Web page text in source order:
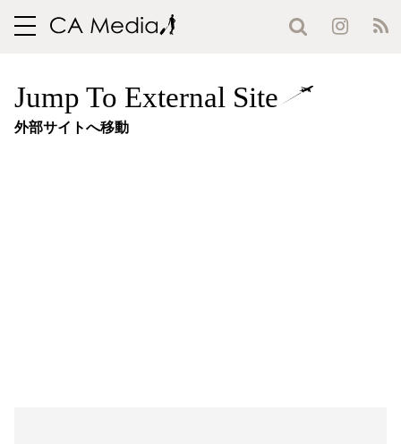
toggle
Jump To External Site
外部サイトへ移動